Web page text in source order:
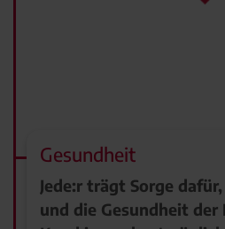
Gesundheit
Jede:r trägt Sorge
und die Gesundheit der